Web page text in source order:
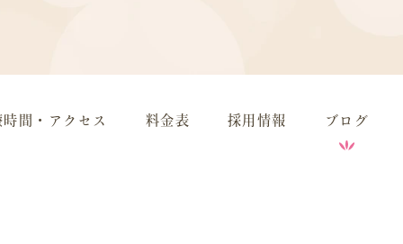
時間・アクセス 料金表 採用情報 ブログ